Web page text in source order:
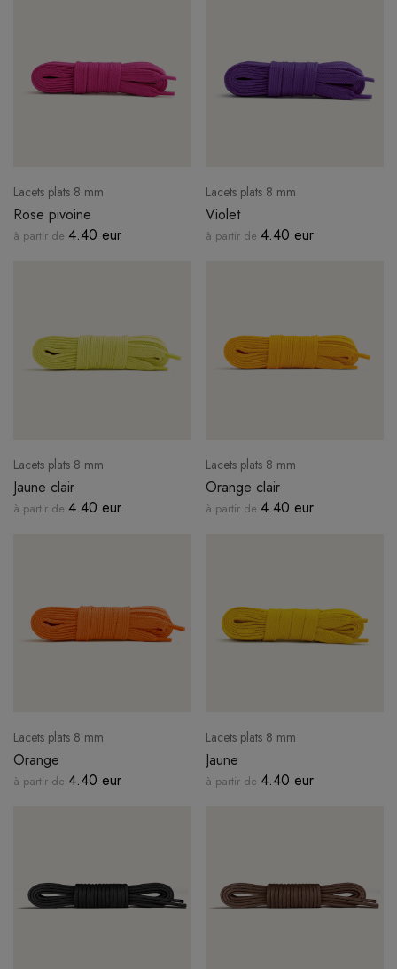
Lacets plats 8 mm
Rose pivoine
à partir de 4.40 eur
Lacets plats 8 mm
Violet
à partir de 4.40 eur
Lacets plats 8 mm
Jaune clair
à partir de 4.40 eur
Lacets plats 8 mm
Orange clair
à partir de 4.40 eur
Lacets plats 8 mm
Orange
à partir de 4.40 eur
Lacets plats 8 mm
Jaune
à partir de 4.40 eur